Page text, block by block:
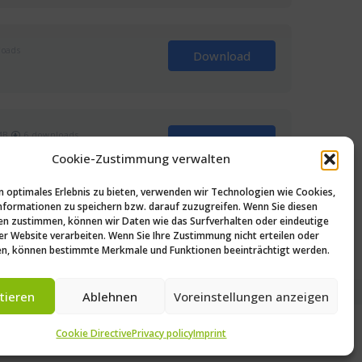
Cookie-Zustimmung verwalten
optimales Erlebnis zu bieten, verwenden wir Technologien wie Cookies,
zu speichern bzw. darauf zuzugreifen. Wenn Sie diesen
zustimmen, können wir Daten wie das Surfverhalten oder eindeutige
Website verarbeiten. Wenn Sie Ihre Zustimmung nicht erteilen oder
können bestimmte Merkmale und Funktionen beeinträchtigt werden.
Ablehnen Voreinstellungen anzeigen
Cookie DirectivePrivacy policyImprint
Download
6 downloads Download
7 8